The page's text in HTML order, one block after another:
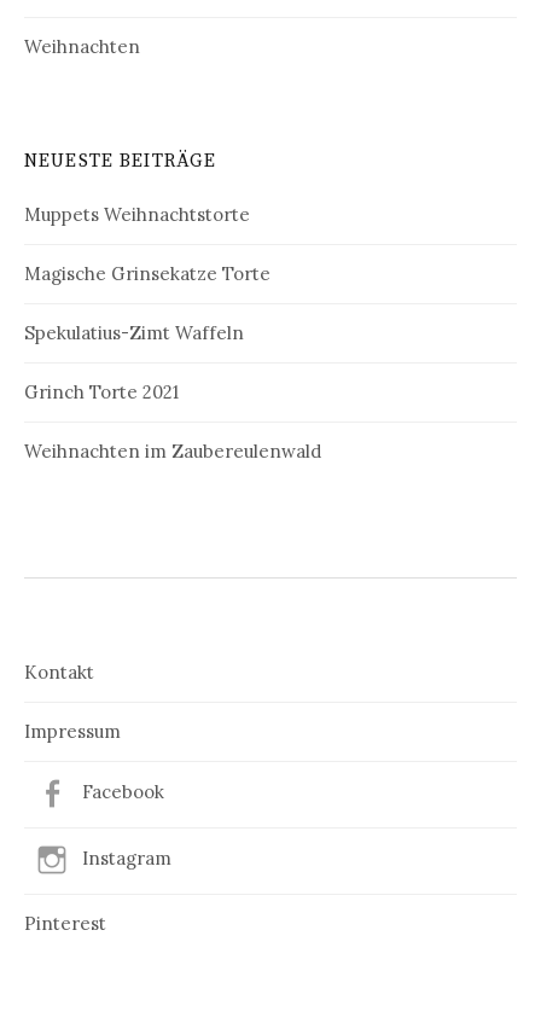
Weihnachten
NEUESTE BEITRÄGE
Muppets Weihnachtstorte
Magische Grinsekatze Torte
Spekulatius-Zimt Waffeln
Grinch Torte 2021
Weihnachten im Zaubereulenwald
Kontakt
Impressum
Facebook
Instagram
Pinterest